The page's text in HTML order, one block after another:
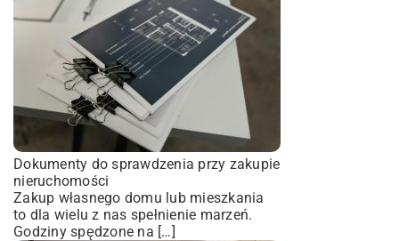
Dokumenty do sprawdzenia przy zakupie
nieruchomości
Zakup własnego domu lub mieszkania
to dla wielu z nas spełnienie marzeń.
Godziny spędzone na […]